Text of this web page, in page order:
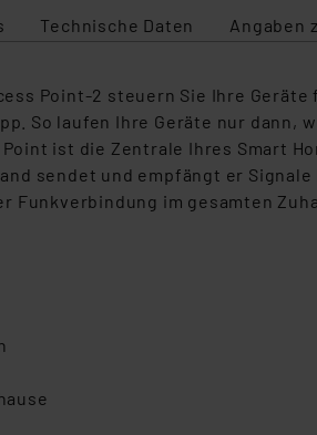
Technische Daten Angaben
Point-2 steuern Sie Ihre
So laufen Ihre Geräte nur dann,
ist die Zentrale Ihres Smart
sendet und empfängt er
Funkverbindung im gesamten